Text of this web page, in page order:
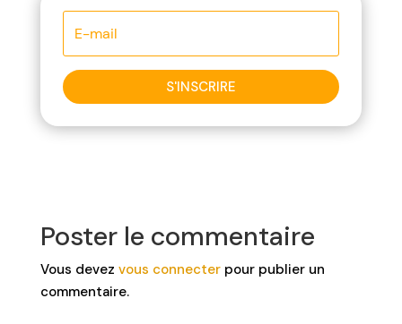
S'INSCRIRE
Poster le commentaire
Vous devez vous connecterpour publier un
commentaire.